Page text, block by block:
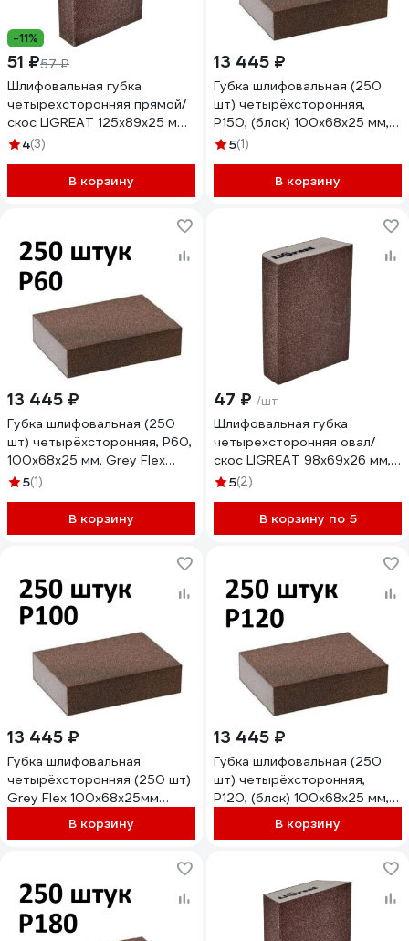
-11%
51 ₽57 ₽
Шлифовальная губка
четырехсторонняя прямой/
скос LIGREAT 125х89х25 мм,
Р240 TL12316
4(3)
В корзину
13 445 ₽
Губка шлифовальная (250
шт) четырёхсторонняя,
Р150, (блок) 100x68x25 мм,
Grey Flex AbraTechnic
5(1)
В корзину
13 445 ₽
Губка шлифовальная (250
шт) четырёхсторонняя, Р60,
100x68x25 мм, Grey Flex
AbraTechnic ABR.4X.60/250
5(1)
В корзину
47 ₽ /шт
Шлифовальная губка
четырехсторонняя овал/
скос LIGREAT 98х69х26 мм,
Р280 TL12308
5(2)
В корзину по 5
13 445 ₽
Губка шлифовальная
четырёхсторонняя (250 шт)
Grey Flex 100x68x25мм
P100, AbraTechnic
ABR.4X.100/250
В корзину
13 445 ₽
Губка шлифовальная (250
шт) четырёхсторонняя,
Р120, (блок) 100x68x25 мм,
Grey Flex AbraTechnic
ABR.4X.120/250
В корзину